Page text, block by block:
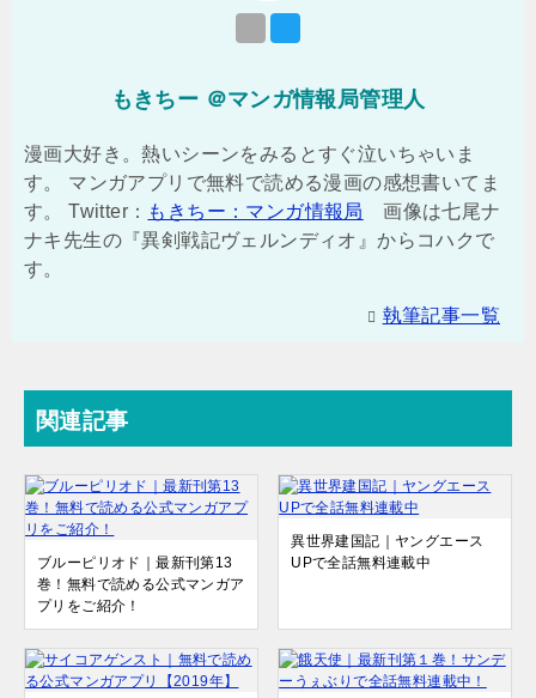
もきちー ＠マンガ情報局管理人
漫画大好き。熱いシーンをみるとすぐ泣いちゃいま
す。 マンガアプリで無料で読める漫画の感想書いてま
す。 Twitter： もきちー：マンガ情報局
画像は七尾ナ
ナキ先生の『異剣戦記ヴェルンディオ』からコハクで
す。
執筆記事一覧
関連記事
ブルーピリオド｜最新刊第13
巻！無料で読める公式マンガア
プリをご紹介！
異世界建国記｜ヤングエース
UPで全話無料連載中